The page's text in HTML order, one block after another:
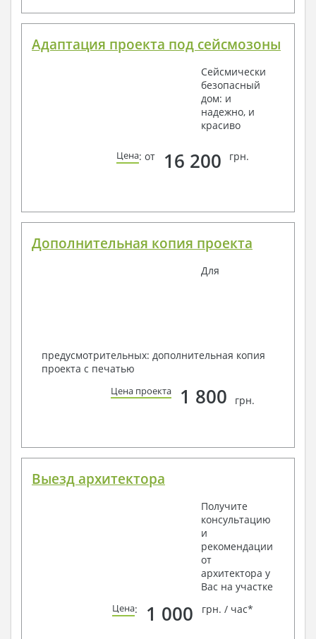
Адаптация проекта под сейсмозоны
Сейсмически
безопасный
дом: и
надежно, и
красиво
Цена: от 16 200 грн.
Дополнительная копия проекта
Для
предусмотрительных: дополнительная копия
проекта с печатью
Цена проекта 1 800 грн.
Выезд архитектора
Получите
консультацию
и
рекомендации
от
архитектора у
Вас на участке
Цена: 1 000 грн. / час*